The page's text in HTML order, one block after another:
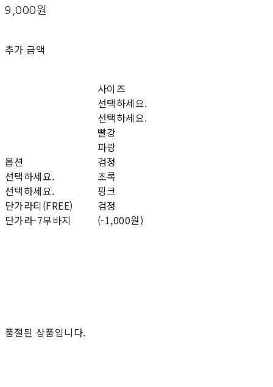
9,000원
추가 금액
옵션
선택하세요.
선택하세요.
단가라티(FREE)
단가라-7부바지
사이즈
선택하세요.
선택하세요.
빨강
파랑
검정
초록
핑크
검정
(-1,000원)
품절된 상품입니다.